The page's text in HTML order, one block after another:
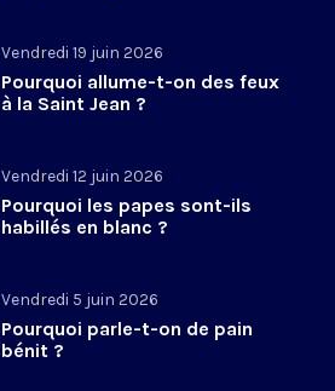
Vendredi 19 juin 2026
Pourquoi allume-t-on des feux
à la Saint Jean ?
Vendredi 12 juin 2026
Pourquoi les papes sont-ils
habillés en blanc ?
Vendredi 5 juin 2026
Pourquoi parle-t-on de pain
bénit ?